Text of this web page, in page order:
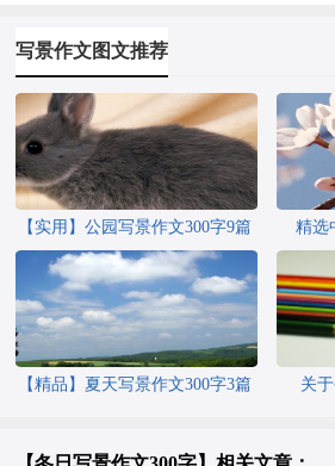
写景作文图文推荐
【实用】公园写景作文300字9篇 精选
【精品】夏天写景作文300字3篇 关